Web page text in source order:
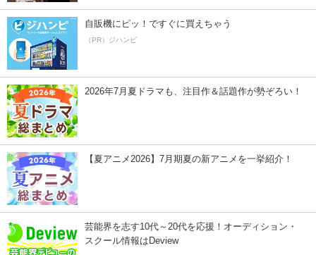
自販機にピッ！ですぐに買えちゃう
（PR）ジハンピ
2026年7月夏ドラマも、注目作＆話題作が勢ぞろい！
【夏アニメ2026】7月期夏の新アニメを一挙紹介！
芸能界を志す10代～20代を応援！オーディション・
スクール情報はDeview